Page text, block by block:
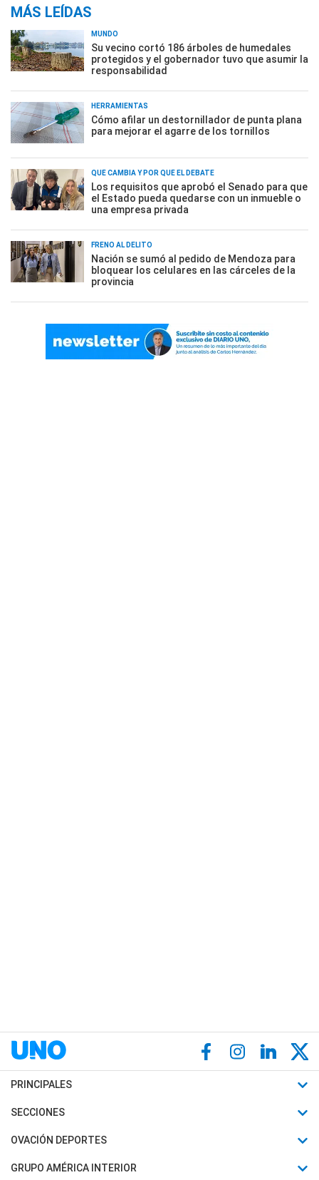
MÁS LEÍDAS
MUNDO
Su vecino cortó 186 árboles de humedales
protegidos y el gobernador tuvo que asumir la
responsabilidad
HERRAMIENTAS
Cómo afilar un destornillador de punta plana
para mejorar el agarre de los tornillos
QUÉ CAMBIA Y POR QUÉ EL DEBATE
Los requisitos que aprobó el Senado para que
el Estado pueda quedarse con un inmueble o
una empresa privada
FRENO AL DELITO
Nación se sumó al pedido de Mendoza para
bloquear los celulares en las cárceles de la
provincia
PRINCIPALES
Últimas Noticias
Política
SECCIONES
Horóscopo
Motores
OVACIÓN DEPORTES
Fútbol
GRUPO AMÉRICA INTERIOR